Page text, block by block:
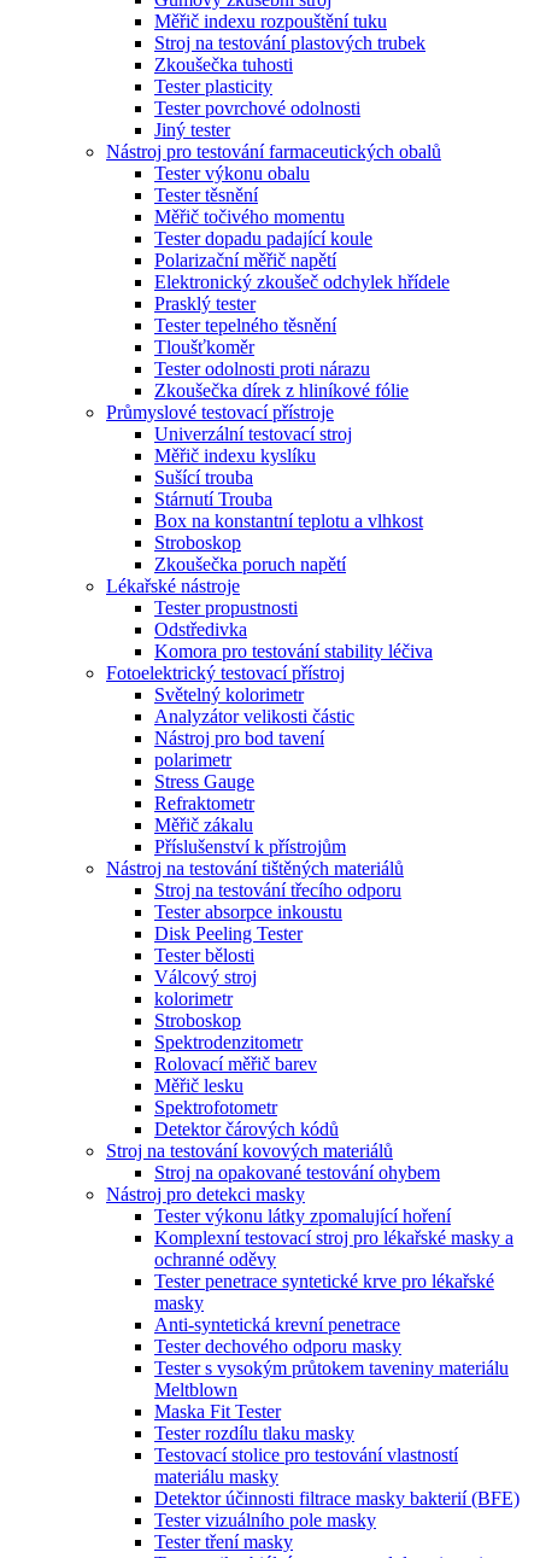
Měřič indexu rozpouštění tuku
Stroj na testování plastových trubek
Zkoušečka tuhosti
Tester plasticity
Tester povrchové odolnosti
Jiný tester
Nástroj pro testování farmaceutických obalů
Tester výkonu obalu
Tester těsnění
Měřič točivého momentu
Tester dopadu padající koule
Polarizační měřič napětí
Elektronický zkoušeč odchylek hřídele
Prasklý tester
Tester tepelného těsnění
Tloušťkoměr
Tester odolnosti proti nárazu
Zkoušečka dírek z hliníkové fólie
Průmyslové testovací přístroje
Univerzální testovací stroj
Měřič indexu kyslíku
Sušící trouba
Stárnutí Trouba
Box na konstantní teplotu a vlhkost
Stroboskop
Zkoušečka poruch napětí
Lékařské nástroje
Tester propustnosti
Odstředivka
Komora pro testování stability léčiva
Fotoelektrický testovací přístroj
Světelný kolorimetr
Analyzátor velikosti částic
Nástroj pro bod tavení
polarimetr
Stress Gauge
Refraktometr
Měřič zákalu
Příslušenství k přístrojům
Nástroj na testování tištěných materiálů
Stroj na testování třecího odporu
Tester absorpce inkoustu
Disk Peeling Tester
Tester bělosti
Válcový stroj
kolorimetr
Stroboskop
Spektrodenzitometr
Rolovací měřič barev
Měřič lesku
Spektrofotometr
Detektor čárových kódů
Stroj na testování kovových materiálů
Stroj na opakované testování ohybem
Nástroj pro detekci masky
Tester výkonu látky zpomalující hoření
Komplexní testovací stroj pro lékařské masky a
ochranné oděvy
Tester penetrace syntetické krve pro lékařské
masky
Anti-syntetická krevní penetrace
Tester dechového odporu masky
Tester s vysokým průtokem taveniny materiálu
Meltblown
Maska Fit Tester
Tester rozdílu tlaku masky
Testovací stolice pro testování vlastností
materiálu masky
Detektor účinnosti filtrace masky bakterií (BFE)
Tester vizuálního pole masky
Tester tření masky